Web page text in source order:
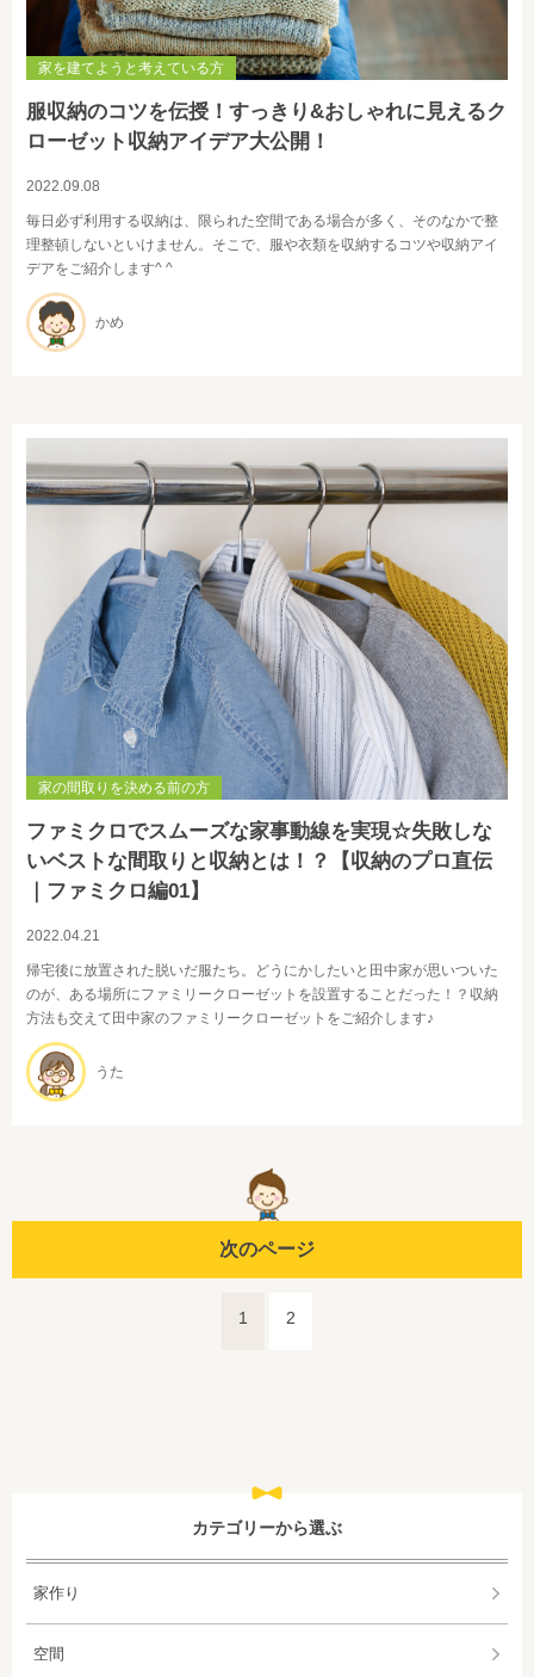
家を建てようと考えている方
服収納のコツを伝授！すっきり&おしゃれに見えるク
ローゼット収納アイデア大公開！
2022.09.08
毎日必ず利用する収納は、限られた空間である場合が多く、そのなかで整
理整頓しないといけません。そこで、服や衣類を収納するコツや収納アイ
デアをご紹介します^ ^
かめ
家の間取りを決める前の方
ファミクロでスムーズな家事動線を実現☆失敗しな
いベストな間取りと収納とは！？【収納のプロ直伝
｜ファミクロ編01】
2022.04.21
帰宅後に放置された脱いだ服たち。どうにかしたいと田中家が思いついた
のが、ある場所にファミリークローゼットを設置することだった！？収納
方法も交えて田中家のファミリークローゼットをご紹介します♪
うた
次のページ
1 2
カテゴリーから選ぶ
家作り
空間